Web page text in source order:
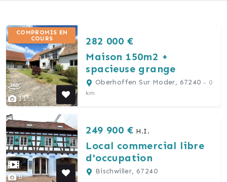
11
COMPROMIS EN
COURS
282 000 €
Maison 150m2 +
spacieuse grange
Oberhoffen Sur Moder, 67240 - 0
km
8
249 900 € H.I.
Local commercial libre
d'occupation
Bischwiller, 67240